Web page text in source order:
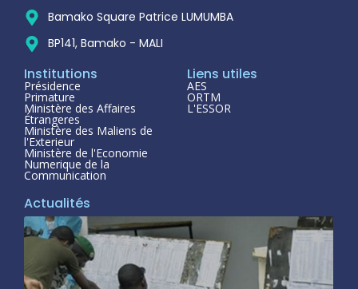
Bamako Square Patrice LUMUMBA
BP141, Bamako - MALI
Institutions
Présidence
Primature
Ministère des Affaires
Étrangeres
Ministère des Maliens de
l'Exterieur
Ministère de l'Economie
Numerique de la
Communication
Liens utiles
AES
ORTM
L'ESSOR
Actualités